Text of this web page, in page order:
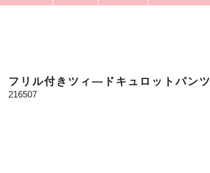
フリル付きツィ―ドキュロットパンツ
216507